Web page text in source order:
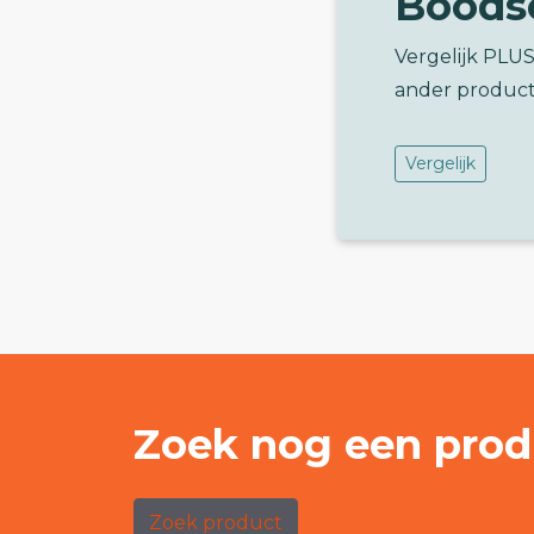
Vergelijk
ander
Vergelijk
Zoek nog een
Zoek product